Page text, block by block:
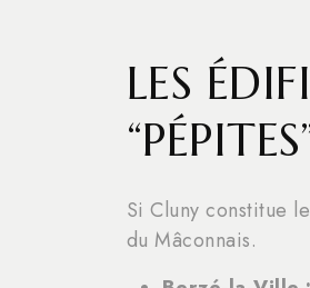
LES
Si Cluny constitue
du Mâconnais.